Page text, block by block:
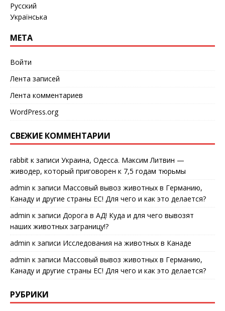
Русский
Українська
МЕТА
Войти
Лента записей
Лента комментариев
WordPress.org
СВЕЖИЕ КОММЕНТАРИИ
rabbit к записи Украина, Одесса. Максим Литвин —
живодер, который приговорен к 7,5 годам тюрьмы
admin к записи Массовый вывоз животных в Германию,
Канаду и другие страны ЕС! Для чего и как это делается?
admin к записи Дорога в АД! Куда и для чего вывозят
наших животных заграницу!?
admin к записи Исследования на животных в Канаде
admin к записи Массовый вывоз животных в Германию,
Канаду и другие страны ЕС! Для чего и как это делается?
РУБРИКИ